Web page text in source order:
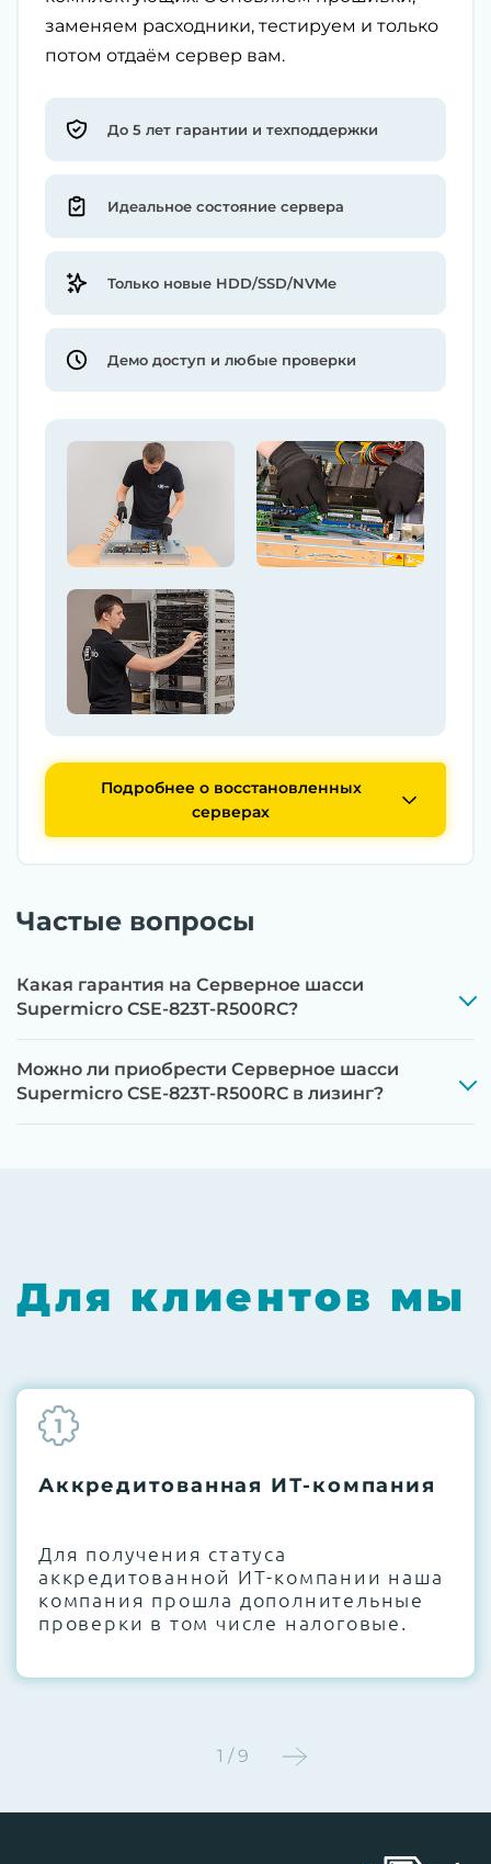
заменяем расходники, тестируем и только
потом отдаём сервер вам.
До 5 лет гарантии и техподдержки
Идеальное состояние сервера
Только новые HDD/SSD/NVMe
Демо доступ и любые проверки
Подробнее о восстановленных
серверах
Этап 2:Обновление прошивок BIOS, RAID-
контроллеров, iLO/iDRAC и сетевых
Этап 3:
термоинтерфейсов, замена батареек
Этап 4:Стресс-тестирование под 100%
нагрузкой в течение 72 часов для
проверки стабильности всех подсистем
Частые вопросы
Какая гарантия на Серверное шасси
Supermicro CSE-823T-R500RC?
Можно ли приобрести Серверное шасси
Supermicro CSE-823T-R500RC в лизинг?
Для клиентов мы
1
Аккредитованная ИТ-компания
Для получения статуса
аккредитованной ИТ-компании наша
компания прошла дополнительные
проверки в том числе налоговые.
1 / 9